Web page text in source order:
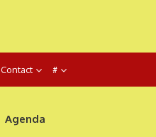
Contact #
Agenda